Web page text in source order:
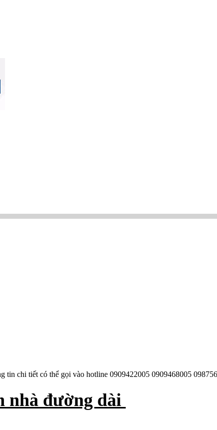
tin chi tiết có thể gọi vào hotline 0909422005 0909468005
nhà đường dài